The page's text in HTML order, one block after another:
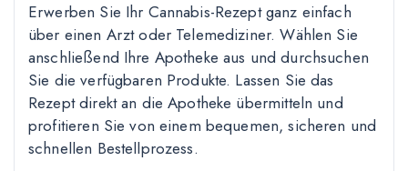
Erwerben Sie Ihr Cannabis-Rezept ganz einfach
über einen Arzt oder Telemediziner. Wählen Sie
anschließend Ihre Apotheke aus und durchsuchen
Sie die verfügbaren Produkte. Lassen Sie das
Rezept direkt an die Apotheke übermitteln und
profitieren Sie von einem bequemen, sicheren und
schnellen Bestellprozess.